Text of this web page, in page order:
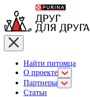
Найти питомца
О проекте
Партнеры
Статьи